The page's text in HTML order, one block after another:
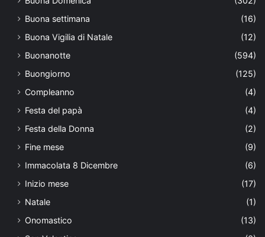
Buona settimana
(16)
Buona Vigilia di Natale
(12)
Buonanotte
(594)
Buongiorno
(125)
Compleanno
(4)
Festa del papà
(4)
Festa della Donna
(2)
Fine mese
(9)
Immacolata 8 Dicembre
(6)
Inizio mese
(17)
Natale
(1)
Onomastico
(13)